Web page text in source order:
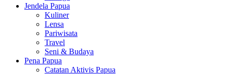
Jendela Papua
Kuliner
Lensa
Pariwisata
Travel
Seni & Budaya
Pena Papua
Catatan Aktivis Papua